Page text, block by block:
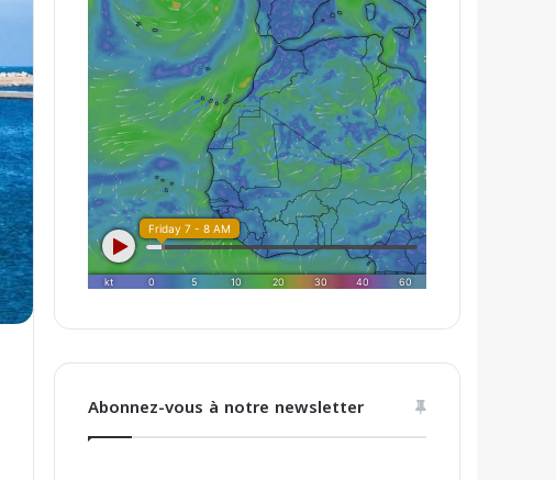
Abonnez-vous à notre newsletter